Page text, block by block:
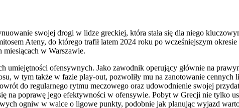
swojej drogi w lidze greckiej, która stała się dla niego
Ateny, do którego trafił latem 2024 roku po wcześniejszym
miesiącach w Warszawie.
umiejętności ofensywnych. Jako zawodnik operujący głównie na
w tym także w fazie play-out, pozwoliły mu na zanotowanie cennych
do regularnego rytmu meczowego oraz udowodnienie swojej
na poprawę jego efektywności w ofensywie. Pobyt w Grecji nie tylko
ogniw w walce o ligowe punkty, podobnie jak planując wyjazd